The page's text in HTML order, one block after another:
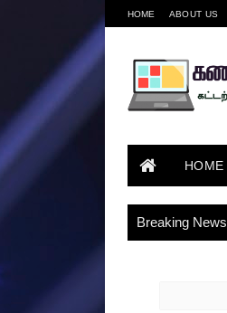
HOME ABOUT US
HOME
Breaking News